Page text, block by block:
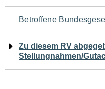
Betroffene
Zu diesem RV
Stellungnahmen/